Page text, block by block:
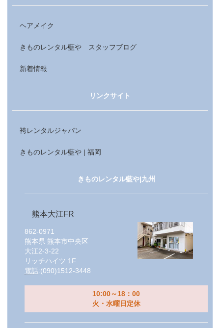
ヘアメイク
きものレンタル藍や スタッフブログ
新着情報
リンクサイト
袴レンタルジャパン
きものレンタル藍や | 福岡
きものレンタル藍や|九州
熊本大江FR
862-0971
熊本県 熊本市中央区
大江2-3-22
リッチハイツ 1F
電話:(090)1512-3448
10:00～18：00
火・水曜日定休